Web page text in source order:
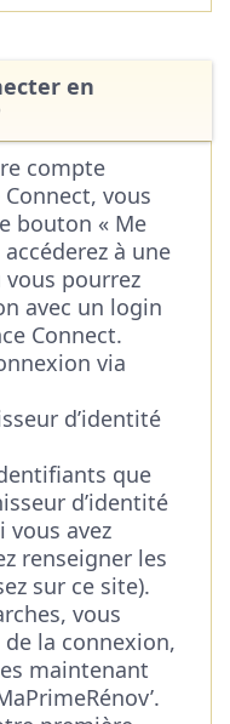
en
compte
Connect, vous
bouton « Me
à une
pourrez
avec un login
Connect.
via
d’identité
que
d’identité
vous avez
renseigner les
sur ce site).
vous
la connexion,
maintenant